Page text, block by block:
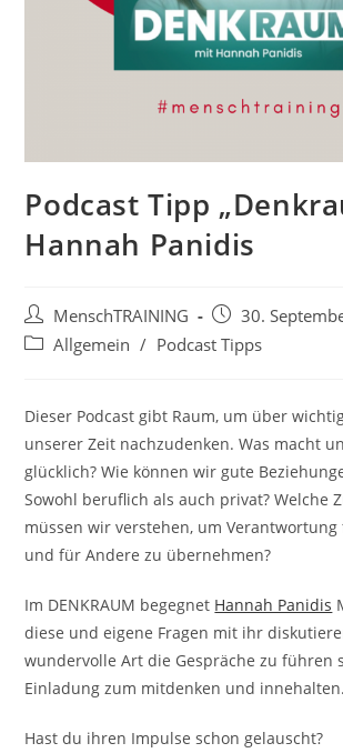
Podcast Tipp
Hannah Panidis
Beitrags-
Autor:
MenschTRAINING
Beitrag
veröffentlicht:
30.
Beitrags-
Allgemein / Podcast Tipps
Dieser Podcast gibt Raum, um über
unserer Zeit nachzudenken. Was macht
glücklich? Wie können wir gute
Sowohl beruflich als auch privat? Welche
müssen wir verstehen, um
und für Andere zu übernehmen?
Im DENKRAUM begegnet Hannah Panidis
diese und eigene Fragen mit ihr
wundervolle Art die Gespräche zu führen
Einladung zum mitdenken und innehalten.
Hast du ihren Impulse schon gelauscht?